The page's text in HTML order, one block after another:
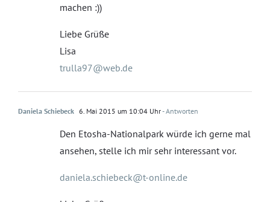
machen :))
Liebe Grüße
Lisa
trulla97@web.de
Daniela Schiebeck 6. Mai 2015 um 10:04 Uhr- Antworten
Den Etosha-Nationalpark würde ich gerne mal
ansehen, stelle ich mir sehr interessant vor.
daniela.schiebeck@t-online.de